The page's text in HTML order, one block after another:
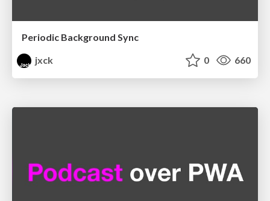
Periodic Background Sync
jxck
0 660